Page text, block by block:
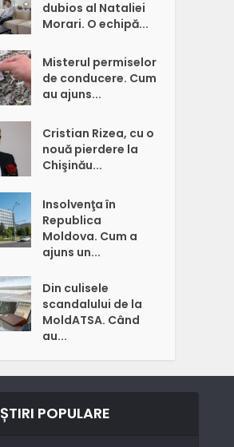
dubios al Nataliei
Morari. O echipă...
Misterul permiselor
de conducere. Cum
au ajuns...
Cristian Rizea, cu o
nouă pierdere la
Chişinău...
Insolvenţa în
Republica
Moldova. Cum a
ajuns un...
Din culisele
scandalului de la
MoldATSA. Când
au...
ȘTIRI POPULARE